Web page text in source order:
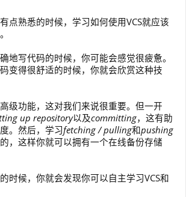
点熟悉的时候，学习如何使用VCS就应该
地写代码的时候，你可能会感觉很疲惫。
变得很舒适的时候，你就会欣赏这种技
级功能，这对我们来说很重要。但一开
up repository以及committing，这有助
。然后，学习fetching / pulling和pushing
，这样你就可以拥有一个在线备份存储
时候，你就会发现你可以自主学习VCS和